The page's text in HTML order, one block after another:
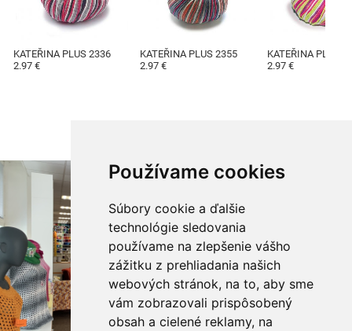
Používame cookies
Súbory cookie a ďalšie
technológie sledovania
používame na zlepšenie vášho
zážitku z prehliadania našich
webových stránok, na to, aby sme
vám zobrazovali prispôsobený
obsah a cielené reklamy, na
KATEŘINA PLUS 2336
2.97 €
KATEŘINA PLUS 2355
2.97 €
KATEŘINA PLUS
2.97 €